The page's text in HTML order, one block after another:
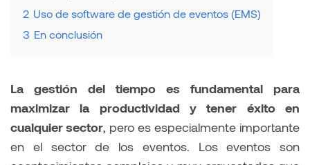
2 Uso de software de gestión de eventos (EMS)
3 En conclusión
La gestión del tiempo es fundamental para
maximizar la productividad y tener éxito en
cualquier sector, pero es especialmente importante
en el sector de los eventos. Los eventos son